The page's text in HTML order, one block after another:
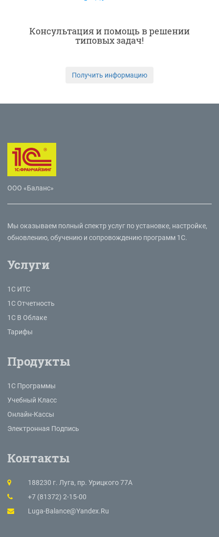
Консультация и помощь в решении
типовых задач!
Получить информацию
ООО «Баланс»
Мы оказываем полный спектр услуг по установке, настройке,
обновлению, обучению и сопровождению программ 1С.
Услуги
1С ИТС
1С Отчетность
1С В Облаке
Тарифы
Продукты
1С Программы
Учебный Класс
Онлайн-Кассы
Электронная Подпись
Контакты
188230 г. Луга, пр. Урицкого 77А
+7 (81372) 2-15-00
Luga-Balance@yandex.ru